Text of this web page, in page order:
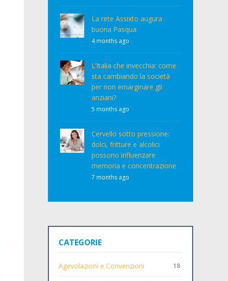
La rete Assixto augura
buona Pasqua
4 months ago
L’Italia che invecchia: come
sta cambiando la società
per non emarginare gli
anziani?
5 months ago
Cervello sotto pressione:
dolci, fritture e alcolici
possono influenzare
memoria e concentrazione
7 months ago
CATEGORIE
Agevolazioni e Convenzioni 18